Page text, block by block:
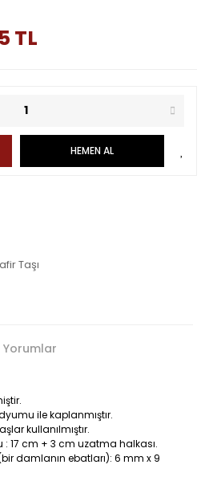
TL
HEMEN AL
Taşı
Yorumlar
ile kaplanmıştır.
kullanılmıştır.
17 cm + 3 cm uzatma halkası.
damlanın ebatları): 6 mm x 9